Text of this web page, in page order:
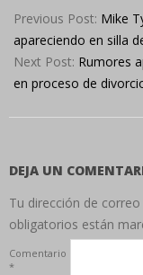
08-
17
Previous Post: Mike
apareciendo en silla
Next Post: Rumores
en proceso de
DEJA UN
Tu dirección de
obligatorios están
Comentario
*